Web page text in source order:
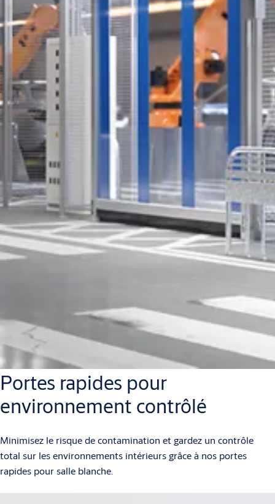
Portes rapides pour
environnement contrôlé
Minimisez le risque de contamination et gardez un contrôle
total sur les environnements intérieurs grâce à nos portes
rapides pour salle blanche.